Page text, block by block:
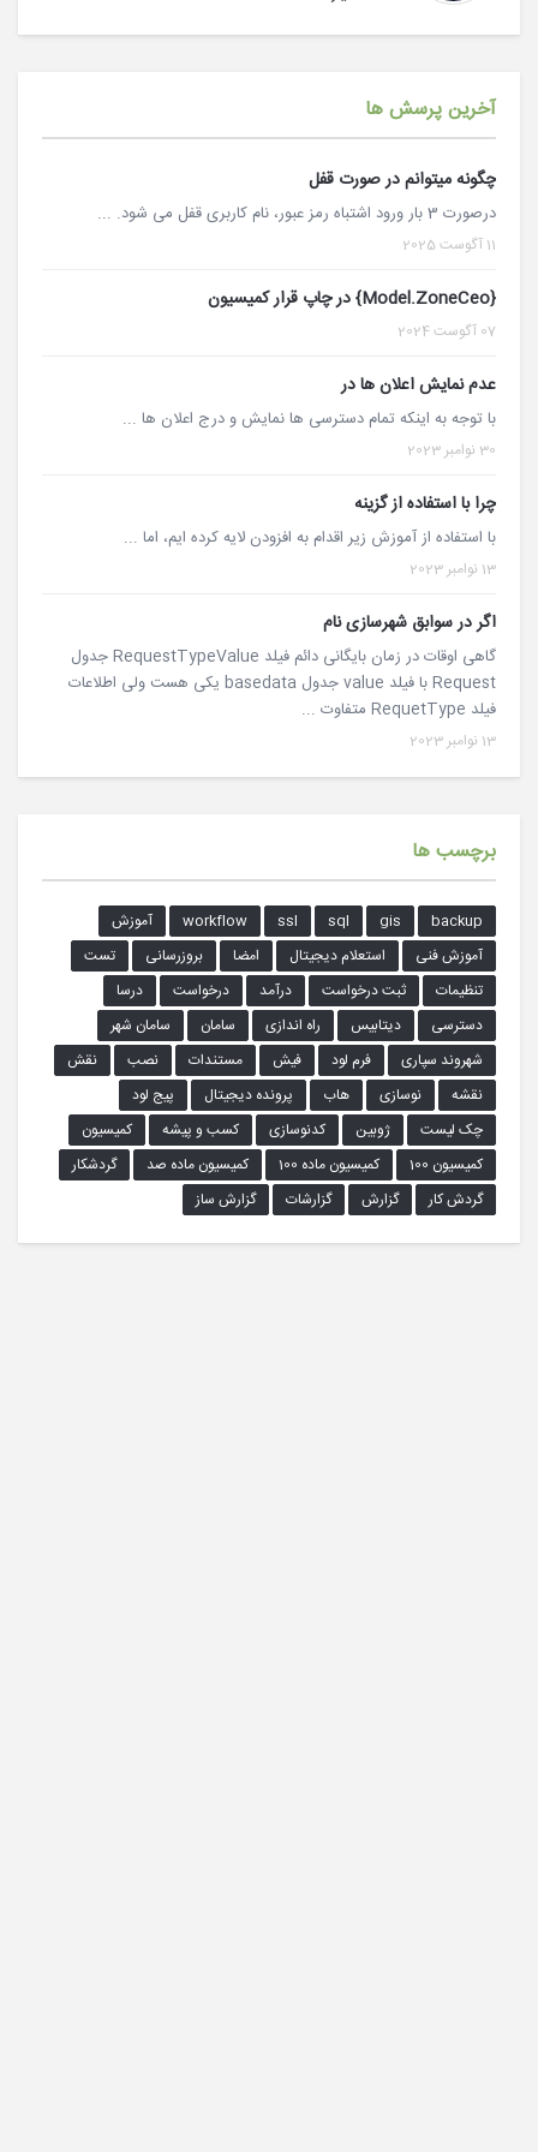
آخرین پرسش ها
چگونه میتوانم در صورت قفل
درصورت 3 بار ورود اشتباه رمز عبور، نام کاربری قفل می شود. ...
11 آگوست 2025
{Model.ZoneCeo} در چاپ قرار کمیسیون
07 آگوست 2024
عدم نمایش اعلان ها در
با توجه به اینکه تمام دسترسی ها نمایش و درج اعلان ها ...
30 نوامبر 2023
چرا با استفاده از گزینه
با استفاده از آموزش زیر اقدام به افزودن لایه کرده ایم، اما ...
13 نوامبر 2023
اگر در سوابق شهرسازی نام
گاهی اوقات در زمان بایگانی دائم فیلد RequestTypeValue جدول
Request با فیلد value جدول basedata یکی هست ولی اطلاعات
فیلد RequetType متفاوت ...
13 نوامبر 2023
برچسب ها
backup
gis
sql
ssl
workflow
آموزش
آموزش فنی
استعلام دیجیتال امضا بروزرسانی
تست
تنظیمات
ثبت درخواست درآمد درخواست
درسا
دسترسی
دیتابیس راه اندازی سامان
سامان شهر
شهروند سپاری
فرم لود فیش مستندات نصب
نقش
نقشه
نوسازی هاب پرونده دیجیتال
پیج لود
چک لیست
ژوبین کدنوسازی کسب و پیشه
کمیسیون
کمیسیون 100
کمیسیون ماده 100 کمیسیون ماده صد
گردشکار
گردش کار
گزارش گزارشات گزارش ساز